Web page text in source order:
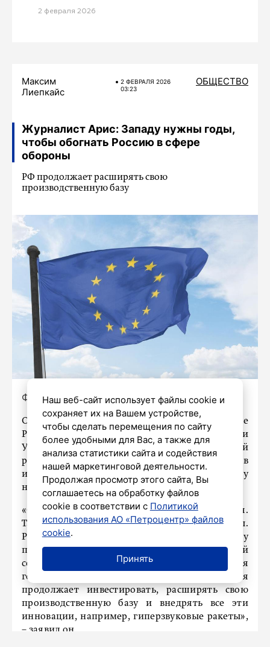
2 февраля 2026
Максим
Лиепкайс
2 ФЕВРАЛЯ 2026
03:23
ОБЩЕСТВО
Журналист Арис: Западу нужны годы,
чтобы обогнать Россию в сфере
обороны
РФ продолжает расширять свою
производственную базу
Фото: коллаж "Петербургского дневника"
Объем производства в оборонительном секторе
России превышает возможности Европы и
Украины, сообщил основатель и главный
редактор Business New Europe Бен Арис в
интервью британскому дипломату Иану Прауду
на его YouTube-канале.
«Ситуация в Украине крайне неопределенная.
Так что впереди у нас огромные проблемы.
Россия сейчас превосходит по объему
производства весь европейский оборонный
сектор вместе с Украиной. И им потребуются
годы, чтобы догнать, потому что Россия
продолжает инвестировать, расширять свою
производственную базу и внедрять все эти
инновации, например, гиперзвуковые ракеты»,
– заявил он.
Наш веб-сайт использует файлы cookie и
сохраняет их на Вашем устройстве,
чтобы сделать перемещения по сайту
более удобными для Вас, а также для
анализа статистики сайта и содействия
нашей маркетинговой деятельности.
Продолжая просмотр этого сайта, Вы
соглашаетесь на обработку файлов
cookie в соответствии с Политикой
использования АО «Петроцентр» файлов
cookie.
Принять